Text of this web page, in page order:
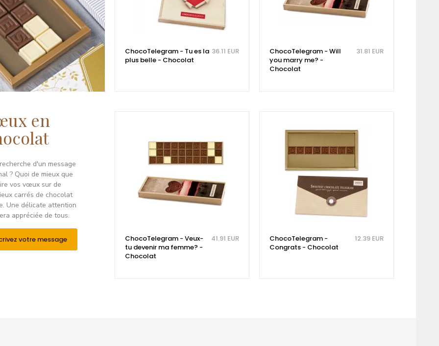
en
d'un message
? Quoi de mieux que
vos vœux sur de
carrés de chocolat
Une délicate attention
appréciée de tous.
votre message
ChocoTelegram - Tu es la
plus belle - Chocolat
36.11 EUR
ChocoTelegram - Will
you marry me? -
Chocolat
31.81 EUR
ChocoTelegram - Veux-
tu devenir ma femme? -
Chocolat
41.91 EUR
ChocoTelegram -
Congrats - Chocolat
12.39 EUR